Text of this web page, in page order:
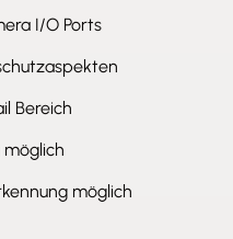
I/O Ports
Bereich
möglich